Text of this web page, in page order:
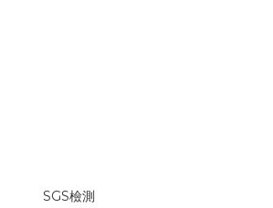
SGS檢測